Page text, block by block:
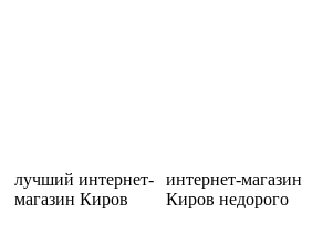
лучший интернет-
магазин Киров
интернет-магазин
Киров недорого